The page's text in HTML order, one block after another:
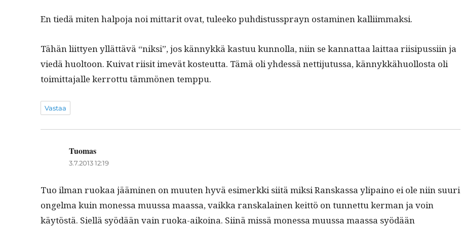
En tiedä miten halpo­ja noi mit­tar­it ovat, tuleeko puhdis­tussprayn ost­a­mi­nen kalliimmaksi.
Tähän liit­tyen yllät­tävä “niksi”, jos kän­nykkä kas­tuu kun­nol­la, niin se kan­nat­taa lait­taa riisi­pus­si­in ja
viedä huoltoon. Kui­v­at riisit imevät kos­teut­ta. Tämä oli yhdessä net­ti­ju­tus­sa, kän­nykkähuol­losta oli
toimit­ta­jalle ker­rot­tu täm­mö­nen temppu.
Vastaa
Tuomas
3.7.2013 12:19
Tuo ilman ruokaa jäämi­nen on muuten hyvä esimerk­ki siitä mik­si Ran­skas­sa yli­paino ei ole niin suuri
ongel­ma kuin mon­es­sa muus­sa maas­sa, vaik­ka ran­skalainen keit­tö on tun­net­tu ker­man ja voin
käytöstä. Siel­lä syödään vain ruo­ka-aikoina. Siinä mis­sä mon­es­sa muus­sa maas­sa syödään